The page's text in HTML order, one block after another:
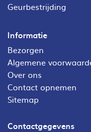
Geurbestrijding
Informatie
Bezorgen
Algemene
Over ons
Contact opnemen
Sitemap
Contactgegevens